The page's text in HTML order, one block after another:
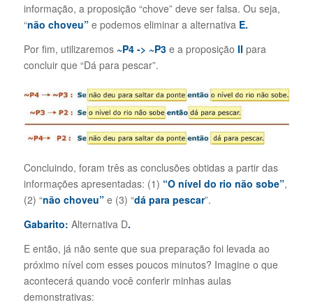
informação, a proposição “chove” deve ser falsa. Ou seja,
“não choveu” e podemos eliminar a alternativa E.
Por fim, utilizaremos ~P4 -> ~P3 e a proposição II para
concluir que “Dá para pescar”.
Concluindo, foram três as conclusões obtidas a partir das
informações apresentadas: (1) “O nível do rio não sobe”,
(2) “não choveu” e (3) “dá para pescar”.
Gabarito: Alternativa D.
E então, já não sente que sua preparação foi levada ao
próximo nível com esses poucos minutos? Imagine o que
acontecerá quando você conferir minhas aulas
demonstrativas: